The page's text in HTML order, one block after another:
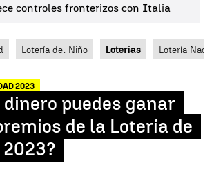
controles fronterizos con Italia
Lotería del Niño Loterías Lotería
2023
puedes ganar
de la Lotería de